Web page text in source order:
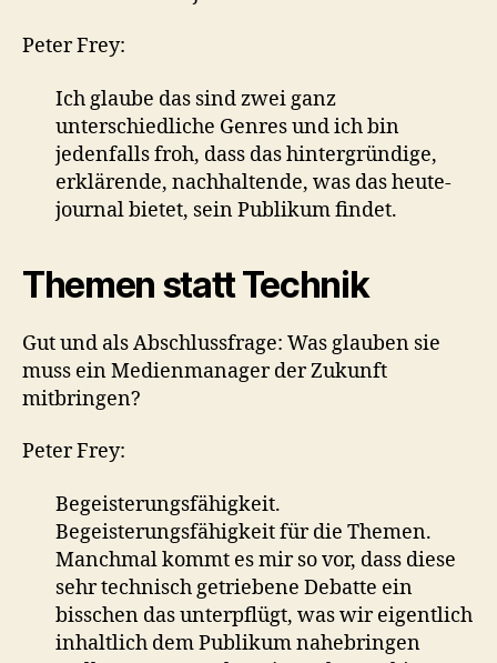
Peter Frey:
Ich glaube das sind zwei ganz
unterschiedliche Genres und ich bin
jedenfalls froh, dass das hintergründige,
erklärende, nachhaltende, was das heute-
journal bietet, sein Publikum findet.
Themen statt Technik
Gut und als Abschlussfrage: Was glauben sie
muss ein Medienmanager der Zukunft
mitbringen?
Peter Frey:
Begeisterungsfähigkeit.
Begeisterungsfähigkeit für die Themen.
Manchmal kommt es mir so vor, dass diese
sehr technisch getriebene Debatte ein
bisschen das unterpflügt, was wir eigentlich
inhaltlich dem Publikum nahebringen